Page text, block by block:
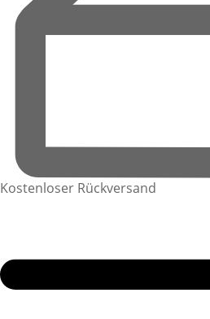
Kostenloser Rückversand